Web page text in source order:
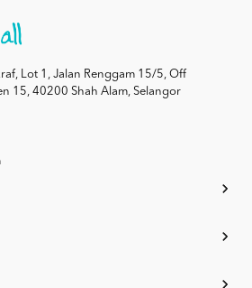
Lot 1, Jalan Renggam 15/5, Off
15, 40200 Shah Alam, Selangor